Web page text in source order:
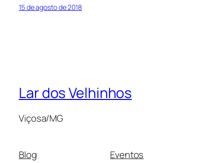
15 de agosto de 2018
Lar dos Velhinhos
Viçosa/MG
Blog
Eventos